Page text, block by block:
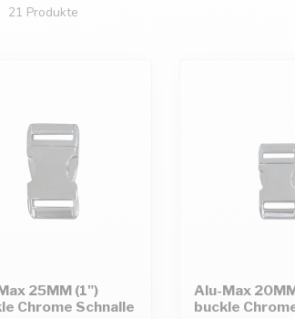
21 Produkte
25MM (1")
Chrome Schnalle
Alu-Max
buckle